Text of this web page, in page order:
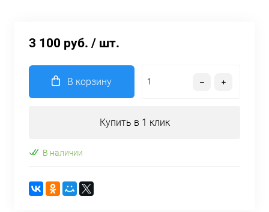
3 100 руб. / шт.
В корзину
Купить в 1 клик
В наличии